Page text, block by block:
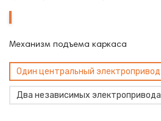
с
кромкой
Механизм подъема каркаса
Один центральный электропривод
Два независимых электропривода